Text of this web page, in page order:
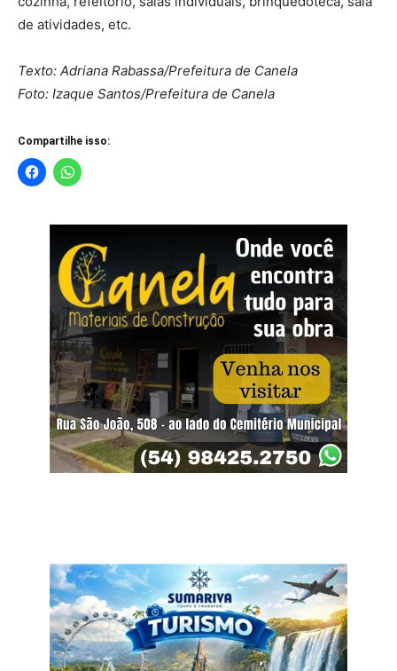
de atividades, etc.
Texto: Adriana Rabassa/Prefeitura de Canela
Foto: Izaque Santos/Prefeitura de Canela
Compartilhe isso: